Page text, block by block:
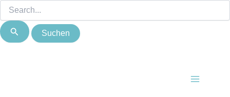
Zum
Inhalt
springen
nach:
nach:
Beliebtheit